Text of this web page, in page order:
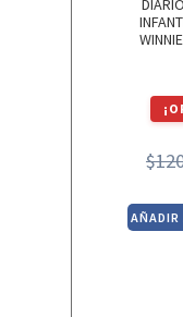
$
AÑADIR